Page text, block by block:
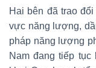
Hai bên đã trao
vực năng lượng,
pháp năng lượng
Nam đang tiếp tục